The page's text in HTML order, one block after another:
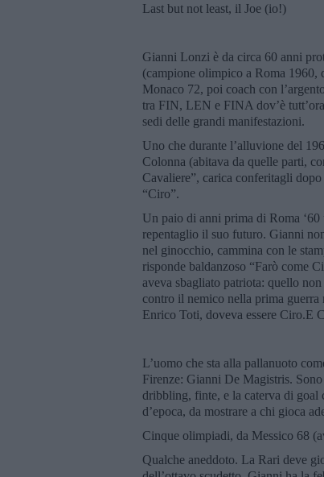
Last but not least, il Joe (io!)
Gianni Lonzi è da circa 60 anni
(campione olimpico a Roma 1960,
Monaco 72, poi coach con
tra FIN, LEN e FINA dov’è
sedi delle grandi manifestazioni.
Uno che durante l’alluvione del
Colonna (abitava da quelle parti,
Cavaliere”, carica conferitagli
“Ciro”.
Un paio di anni prima di Roma
repentaglio il suo futuro. Gianni
nel ginocchio, cammina con le
risponde baldanzoso “Farò come
aveva sbagliato patriota: quello
contro il nemico nella prima
Enrico Toti, doveva essere Ciro.E
L’uomo che sta alla pallanuoto
Firenze: Gianni De Magistris.
dribbling, finte, e la caterva di goal
d’epoca, da mostrare a chi gioca
Cinque olimpiadi, da Messico 68
Qualche aneddoto. La Rari deve